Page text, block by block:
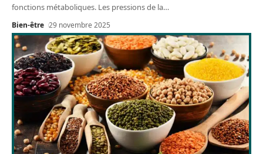
fonctions métaboliques. Les pressions de la…
Bien-être 29 novembre 2025